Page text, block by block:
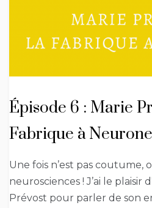
Épisode 6 : Marie
Fabrique à
Une fois n’est pas coutume,
neurosciences ! J’ai le plaisir
Prévost pour parler de son